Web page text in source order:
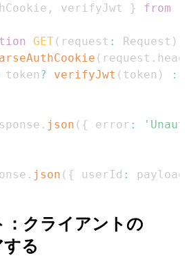
, verifyJwt } from
GET( request : Request )
( request .
token ? verifyJwt ( token ) :
. json ( { error :
. json ( { userId :
payload
クライアントの
る